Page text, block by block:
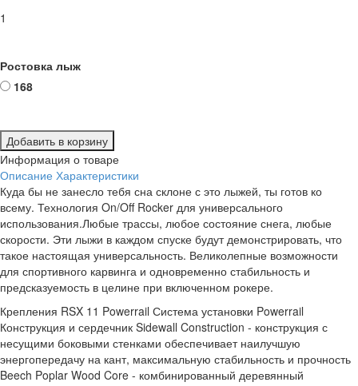
1
Ростовка лыж
168
Добавить в корзину
Информация о товаре
Описание Характеристики
Куда бы не занесло тебя сна склоне с это лыжей, ты готов ко
всему. Технология On/Off Rocker для универсального
использования.Любые трассы, любое состояние снега, любые
скорости. Эти лыжи в каждом спуске будут демонстрировать, что
такое настоящая универсальность. Великолепные возможности
для спортивного карвинга и одновременно стабильность и
предсказуемость в целине при включенном рокере.
Крепления RSX 11 Powerrail Система установки Powerrail
Конструкция и сердечник Sidewall Construction - конструкция с
несущими боковыми стенками обеспечивает наилучшую
энергопередачу на кант, максимальную стабильность и прочность
Beech Poplar Wood Core - комбинированный деревянный